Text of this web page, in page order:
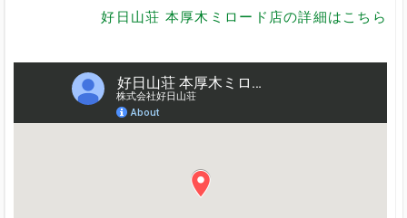
好日山荘 本厚木ミロード店の詳細はこちら